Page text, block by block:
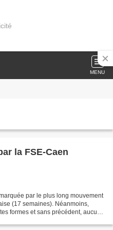
MENU
la FSE-Caen
par le plus long mouvement
(17 semaines). Néanmoins,
formes et sans précédent, aucune